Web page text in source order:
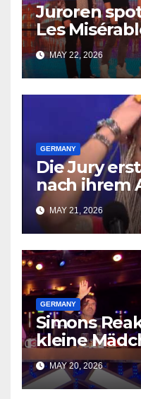
Juroren
Les
doch
ändert sich
MAY 22, 2026
GERMANY
Die Jury
nach ihrem
MAY 21, 2026
GERMANY
Simons
kleine
schmelzen
MAY 20, 2026